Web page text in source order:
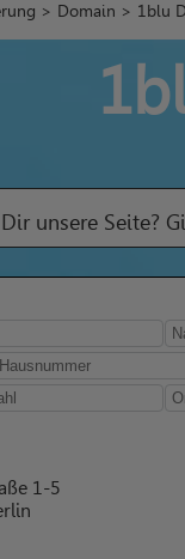
> Domain > 1blu
unsere Seite?
1-5